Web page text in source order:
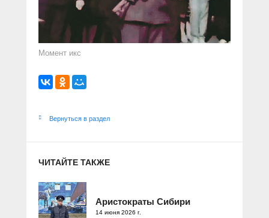
Момент икс
Вернуться в раздел
ЧИТАЙТЕ ТАКЖЕ
Аристократы Сибири
14 июня 2026 г.